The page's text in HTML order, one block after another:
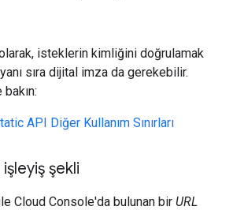
olarak, isteklerin kimliğini doğrulamak
sıra dijital imza da gerekebilir.
API Diğer Kullanım Sınırları
şekli
Cloud Console'da bulunan bir URL